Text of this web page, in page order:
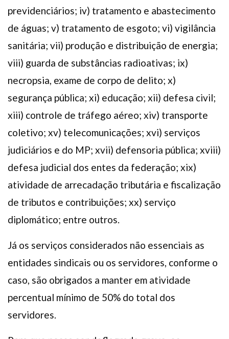
previdenciários; iv) tratamento e abastecimento
de águas; v) tratamento de esgoto; vi) vigilância
sanitária; vii) produção e distribuição de energia;
viii) guarda de substâncias radioativas; ix)
necropsia, exame de corpo de delito; x)
segurança pública; xi) educação; xii) defesa civil;
xiii) controle de tráfego aéreo; xiv) transporte
coletivo; xv) telecomunicações; xvi) serviços
judiciários e do MP; xvii) defensoria pública; xviii)
defesa judicial dos entes da federação; xix)
atividade de arrecadação tributária e fiscalização
de tributos e contribuições; xx) serviço
diplomático; entre outros.
Já os serviços considerados não essenciais as
entidades sindicais ou os servidores, conforme o
caso, são obrigados a manter em atividade
percentual mínimo de 50% do total dos
servidores.